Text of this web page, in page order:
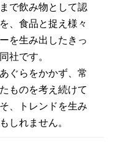
で飲み物として認
、食品と捉え様々
を生み出したきっ
社です。
ぐらをかかず、常
ものを考え続けて
、トレンドを生み
しれません。